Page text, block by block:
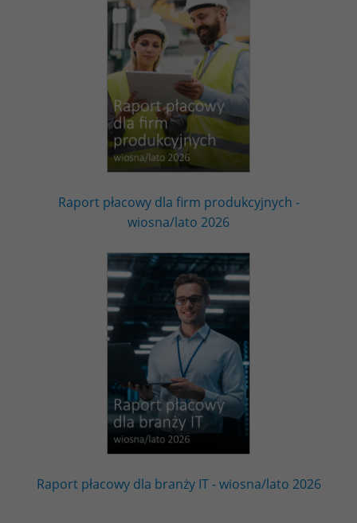
Raport płacowy dla firm produkcyjnych -
wiosna/lato 2026
Raport płacowy dla branży IT - wiosna/lato 2026